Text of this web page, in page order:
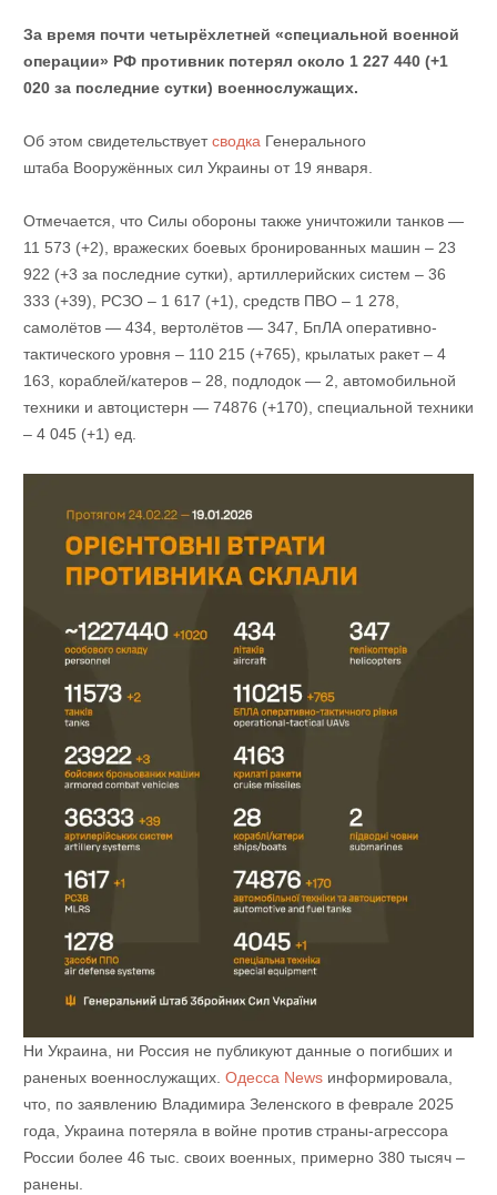
За время почти четырёхлетней «специальной военной
операции» РФ противник потерял около 1 227 440 (+1
020 за последние сутки) военнослужащих.
Об этом свидетельствуетсводкаГенерального
штаба Вооружённых сил Украины от 19 января.
Отмечается, что Силы обороны также уничтожили танков —
11 573 (+2), вражеских боевых бронированных машин ‒ 23
922 (+3 за последние сутки), артиллерийских систем – 36
333 (+39), РСЗО – 1 617 (+1), средств ПВО ‒ 1 278,
самолётов — 434, вертолётов — 347, БпЛА оперативно-
тактического уровня – 110 215 (+765), крылатых ракет ‒ 4
163, кораблей/катеров ‒ 28, подлодок — 2, автомобильной
техники и автоцистерн — 74876 (+170), специальной техники
‒ 4 045 (+1) ед.
Ни Украина, ни Россия не публикуют данные о погибших и
раненых военнослужащих. Одесса Newsинформировала,
что, по заявлению Владимира Зеленского в феврале 2025
года, Украина потеряла в войне против страны-агрессора
России более 46 тыс. своих военных, примерно 380 тысяч –
ранены.